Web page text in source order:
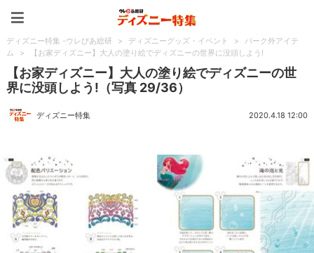
ディズニー特集 -ウレぴあ総研 > ディズニーグッズ・イベント >
パーク外アイテ
ム
> 【お家ディズニー】大人の塗り絵でディズニーの世界に没頭しよう!
【お家ディズニー】大人の塗り絵でディズニーの世
界に没頭しよう!（写真 29/36）
ディズニー特集 2020.4.18 12:00